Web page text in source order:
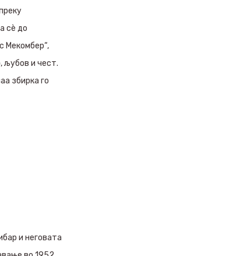
сè до
Мекомбер“,
љубов и чест.
збирка го
и неговата